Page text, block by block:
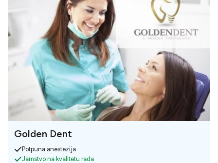
Golden Dent
Potpuna anestezija
Jamstvo na kvalitetu rada